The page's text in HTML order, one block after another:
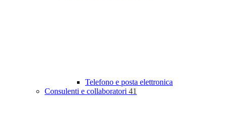
Telefono e posta elettronica
Consulenti e collaboratori 41